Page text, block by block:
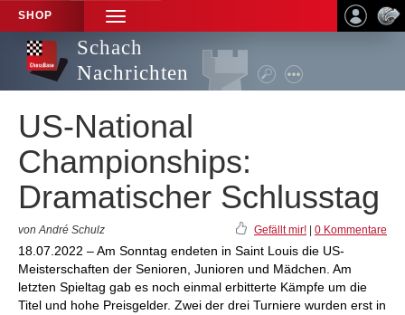
SHOP
TOGGLE
NAVIGATION
Schach
Nachrichten
US-National
Championships:
Dramatischer Schlusstag
von André Schulz Gefällt mir! 0 Kommentare
18.07.2022 – Am Sonntag endeten in Saint Louis die US-
Meisterschaften der Senioren, Junioren und Mädchen. Am
letzten Spieltag gab es noch einmal erbitterte Kämpfe um die
Titel und hohe Preisgelder. Zwei der drei Turniere wurden erst in